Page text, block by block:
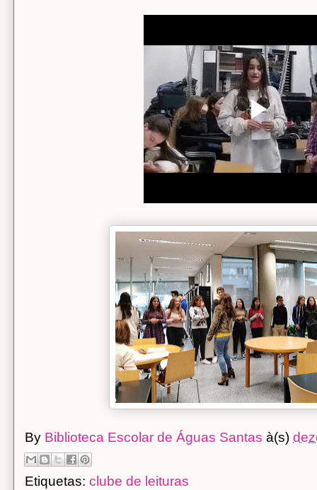
By Biblioteca Escolar de Águas Santas à(s)
Etiquetas: clube de leituras